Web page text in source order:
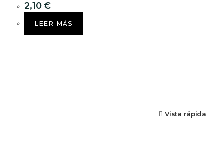
2,10 €
LEER MÁS
Vista rápida